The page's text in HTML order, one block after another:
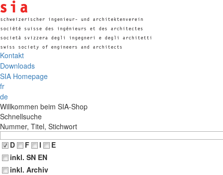
Kontakt
Downloads
SIA Homepage
fr
de
Willkommen beim SIA-Shop
Schnellsuche
Nummer, Titel, Stichwort
D
F I
E
inkl. SN EN
inkl. Archiv